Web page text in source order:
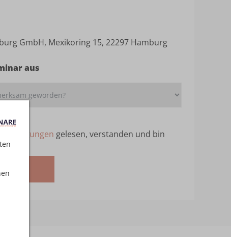
GmbH, Mexikoring 15, 22297 Hamburg
aus
gelesen, verstanden und bin